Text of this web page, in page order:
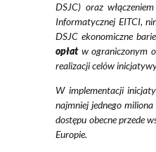
DSJC) oraz
Informatycznej EITCI,
DSJC ekonomiczne
opłatw ograniczonym
realizacji celów
W implementacji
najmniej jednego
dostępu obecne przede
Europie.